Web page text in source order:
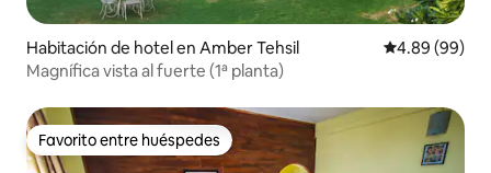
Habitación de hotel en Amber Tehsil Calificación
4.89 (99)
Magnífica vista al fuerte (1ª planta)
Favorito entre huéspedes
Favorito entre huéspedes